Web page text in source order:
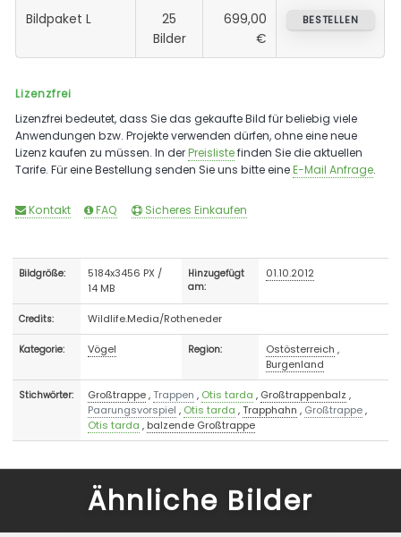
Bildpaket L
25
Bilder
699,00
€
BESTELLEN
Lizenzfrei
Lizenzfrei bedeutet, dass Sie das gekaufte Bild für beliebig viele
Anwendungen bzw. Projekte verwenden dürfen, ohne eine neue
Lizenz kaufen zu müssen. In derPreislistefinden Sie die aktuellen
Tarife. Für eine Bestellung senden Sie uns bitte eineE-Mail Anfrage.
Kontakt FAQ Sicheres Einkaufen
Bildgröße:
5184x3456 PX /
14 MB
Hinzugefügt
am:
01.10.2012
Credits: Wildlife.Media/Rotheneder
Kategorie: Vögel Region: Ostösterreich ,
Burgenland
Stichwörter: Großtrappe,Trappen , Otis tarda , Großtrappenbalz ,
Paarungsvorspiel , Otis tarda ,Trapphahn , Großtrappe,
Otis tarda , balzende Großtrappe
Ähnliche Bilder